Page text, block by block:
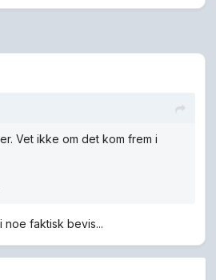
Vet ikke om det kom frem i
noe faktisk bevis...